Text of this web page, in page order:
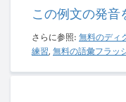
この例文の発音
さらに参照: 無料のディ
練習, 無料の語彙フラッ